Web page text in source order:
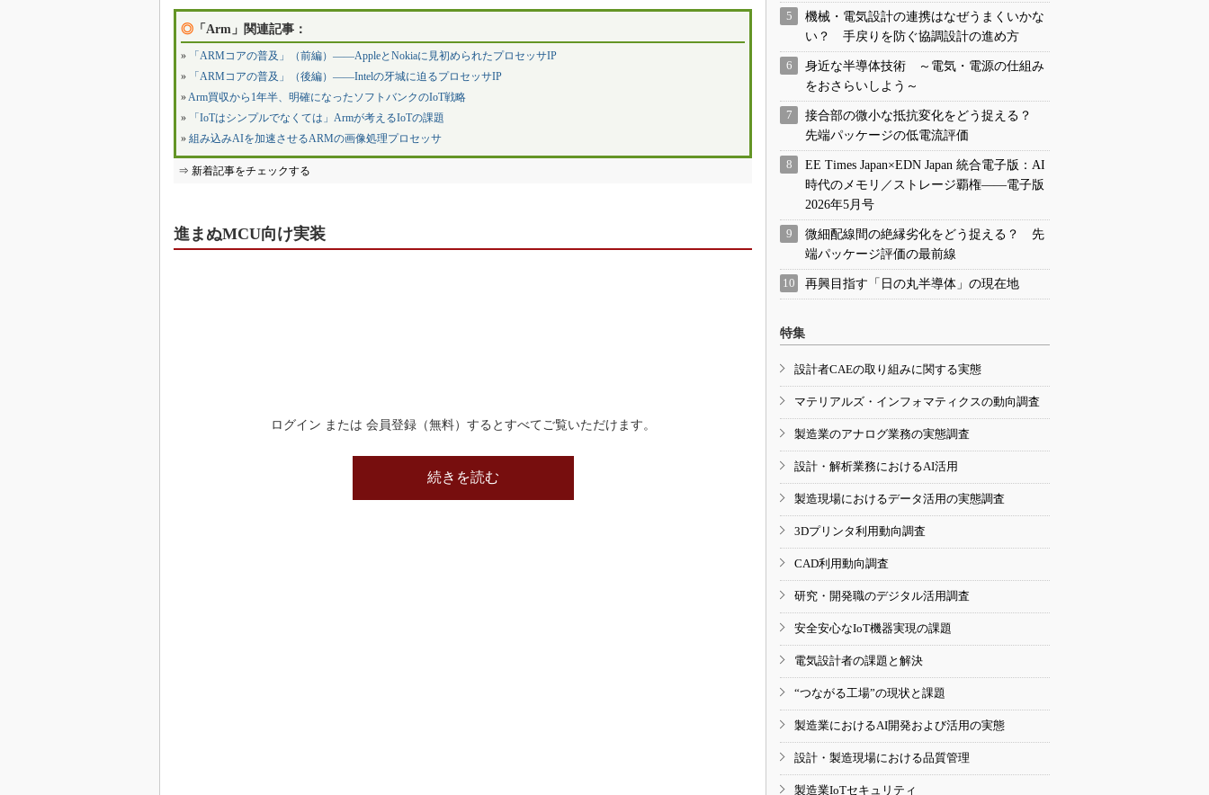
◎ 「Arm」関連記事：
»
「ARMコアの普及」（前編）――AppleとNokiaに見初められたプロセッサIP
»
「ARMコアの普及」（後編）――Intelの牙城に迫るプロセッサIP
»Arm買収から1年半、明確になったソフトバンクのIoT戦略
»
「IoTはシンプルでなくては」Armが考えるIoTの課題
» 組み込みAIを加速させるARMの画像処理プロセッサ
⇒ 新着記事をチェックする
進まぬMCU向け実装
ログイン または 会員登録（無料）するとすべてご覧いただけます。
続きを読む
機械・電気設計の連携はなぜうまくいかな
い？ 手戻りを防ぐ協調設計の進め方
身近な半導体技術 ～電気・電源の仕組み
をおさらいしよう～
接合部の微小な抵抗変化をどう捉える？
先端パッケージの低電流評価
EE Times Japan×EDN Japan 統合電子版：AI
時代のメモリ／ストレージ覇権――電子版
2026年5月号
微細配線間の絶縁劣化をどう捉える？ 先
端パッケージ評価の最前線
再興目指す「日の丸半導体」の現在地
特集
設計者CAEの取り組みに関する実態
マテリアルズ・インフォマティクスの動向調査
製造業のアナログ業務の実態調査
設計・解析業務におけるAI活用
製造現場におけるデータ活用の実態調査
3Dプリンタ利用動向調査
CAD利用動向調査
研究・開発職のデジタル活用調査
安全安心なIoT機器実現の課題
電気設計者の課題と解決
“つながる工場”の現状と課題
製造業におけるAI開発および活用の実態
設計・製造現場における品質管理
製造業IoTセキュリティ